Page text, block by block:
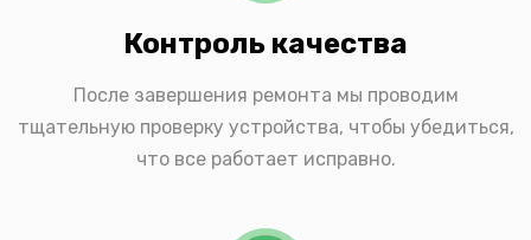
Контроль качества
После завершения ремонта мы проводим
тщательную проверку устройства, чтобы убедиться,
что все работает исправно.